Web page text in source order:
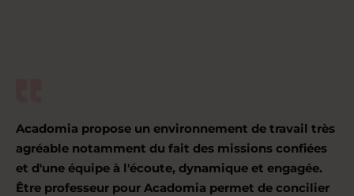
Acadomia propose un environnement de travail très
agréable notamment du fait des missions confiées
et d'une équipe à l'écoute, dynamique et engagée.
Être professeur pour Acadomia permet de concilier